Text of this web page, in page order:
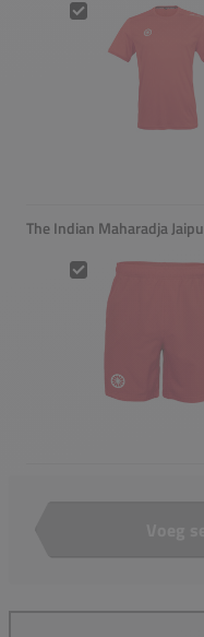
The Indian Maharadja Jaipur Shirt Heren
The Indian Maharadja
The Indian Maharadja Jaipur Short Heren